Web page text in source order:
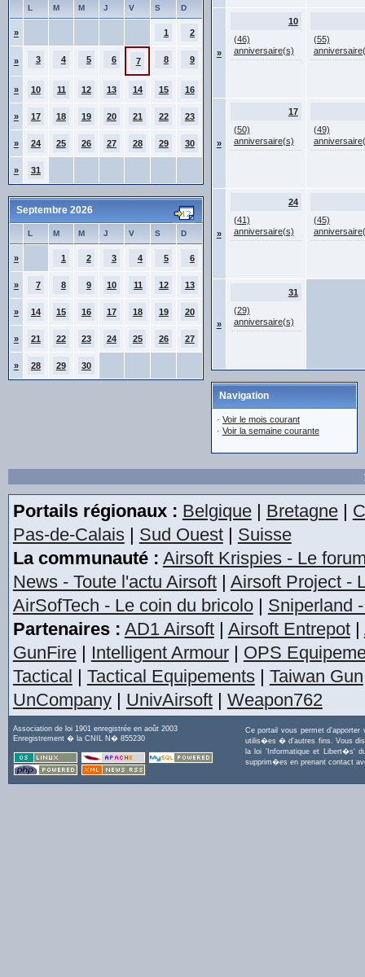
L M M J V S D
» 1 2
» 3 4 5 6 7 8 9
» 10 11 12 13 14 15 16
» 17 18 19 20 21 22 23
» 24 25 26 27 28 29 30
» 31
Septembre 2026
L M M J V S D
» 1 2 3 4 5 6
» 7 8 9 10 11 12 13
» 14 15 16 17 18 19 20
» 21 22 23 24 25 26 27
» 28 29 30
»
10
(46)
anniversaire(s)
(55)
»
17
(50)
anniversaire(s)
(49)
»
24
(41)
anniversaire(s)
(45)
»
31
(29)
anniversaire(s)
Navigation
· Voir le mois courant
· Voir la semaine courante
Portails régionaux : Belgique| Bretagne|
Pas-de-Calais| Sud Ouest| Suisse
La communauté : Airsoft Krispies - Le
News - Toute l'actu Airsoft| Airsoft Project -
AirSofTech - Le coin du bricolo| Sniperland
Partenaires : AD1 Airsoft| Airsoft Entrepot|
GunFire| Intelligent Armour| OPS
Tactical | Tactical Equipements| Taiwan Gun
UnCompany| UnivAirsoft| Weapon762
Association de loi 1901 enregistrée en août 2003
Enregistrement � la CNIL N� 855230
Ce portail vous permet
utilis�es � d'autres fins. Vous
la loi 'Informatique et Libert�s'
supprim�es en prenant contact